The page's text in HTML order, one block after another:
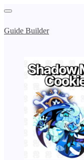
Guide Builder